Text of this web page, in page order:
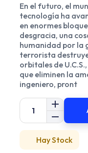
En el futuro, el
tecnología ha
en enormes
desgracia, una
humanidad por la
terrorista
orbitales de
que eliminen la
ingeniero, pront
Hay Stock